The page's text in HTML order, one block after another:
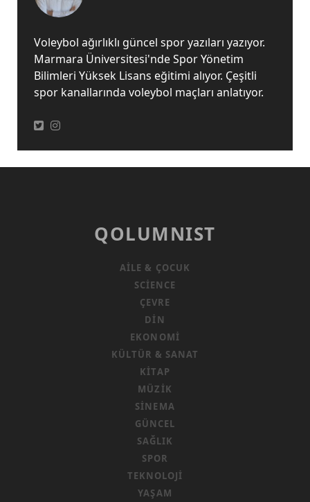
Voleybol ağırlıklı güncel spor yazıları yazıyor.
Marmara Üniversitesi'nde Spor Yönetim
Bilimleri Yüksek Lisans eğitimi alıyor. Çeşitli
spor kanallarında voleybol maçları anlatıyor.
QOLUMNIST
AILE & ÇOCUK
SCIENCE
ÇEVRE
DIN
EKONOMI
KÜLTÜR & SANAT
KITAP
MÜZIK
SINEMA
GÜNCEL
SAĞLIK
SPOR
TEKNOLOJI
YAŞAM